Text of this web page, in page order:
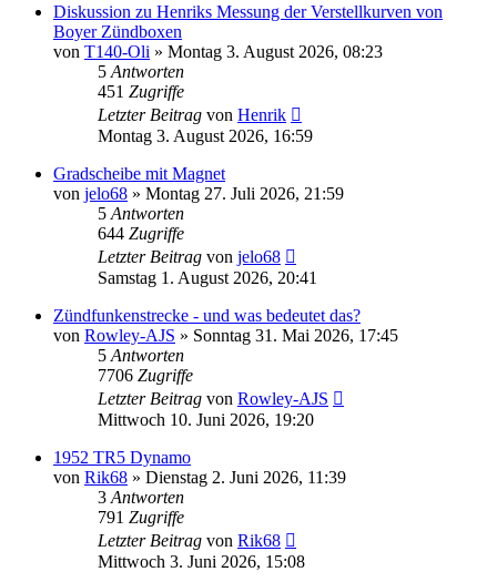
Diskussion zu Henriks Messung der Verstellkurven von
Boyer Zündboxen
von T140-Oli » Montag 3. August 2026, 08:23
5 Antworten
451 Zugriffe
Letzter Beitrag von Henrik
Montag 3. August 2026, 16:59
Gradscheibe mit Magnet
von jelo68 » Montag 27. Juli 2026, 21:59
5 Antworten
644 Zugriffe
Letzter Beitrag von jelo68
Samstag 1. August 2026, 20:41
Zündfunkenstrecke - und was bedeutet das?
von Rowley-AJS » Sonntag 31. Mai 2026, 17:45
5 Antworten
7706 Zugriffe
Letzter Beitrag von Rowley-AJS
Mittwoch 10. Juni 2026, 19:20
1952 TR5 Dynamo
von Rik68 » Dienstag 2. Juni 2026, 11:39
3 Antworten
791 Zugriffe
Letzter Beitrag von Rik68
Mittwoch 3. Juni 2026, 15:08